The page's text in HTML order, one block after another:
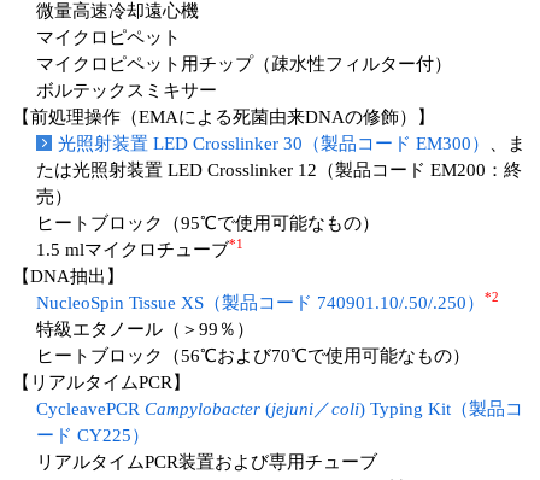
微量高速冷却遠心機
マイクロピペット
マイクロピペット用チップ（疎水性フィルター付）
ボルテックスミキサー
【前処理操作（EMAによる死菌由来DNAの修飾）】
光照射装置 LED Crosslinker 30（製品コード EM300）
、ま
たは光照射装置 LED Crosslinker 12（製品コード EM200：終
売）
ヒートブロック（95℃で使用可能なもの）
1.5 mlマイクロチューブ*1
【DNA抽出】
NucleoSpin Tissue XS（製品コード 740901.10/.50/.250）
*2
特級エタノール（＞99％）
ヒートブロック（56℃および70℃で使用可能なもの）
【リアルタイムPCR】
CycleavePCR Campylobacter (jejuni／coli) Typing Kit（製品コ
ード CY225）
リアルタイムPCR装置および専用チューブ